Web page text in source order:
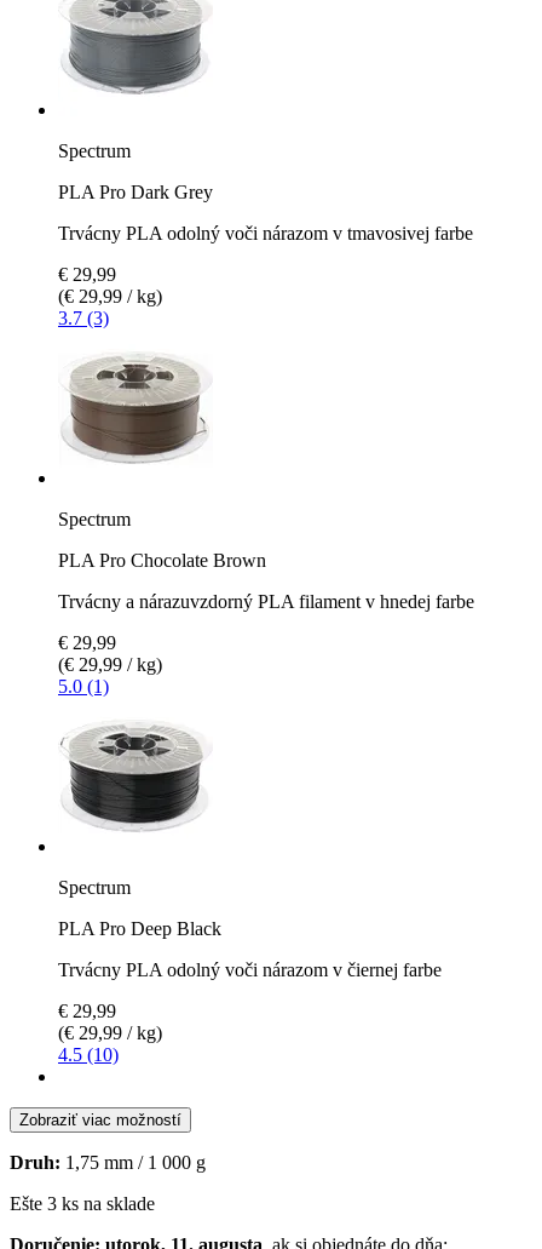
Spectrum
PLA Pro Dark Grey
Trvácny PLA odolný voči nárazom v tmavosivej farbe
€ 29,99
(€ 29,99 / kg)
3.7 (3)
Spectrum
PLA Pro Chocolate Brown
Trvácny a nárazuvzdorný PLA filament v hnedej farbe
€ 29,99
(€ 29,99 / kg)
5.0 (1)
Spectrum
PLA Pro Deep Black
Trvácny PLA odolný voči nárazom v čiernej farbe
€ 29,99
(€ 29,99 / kg)
4.5 (10)
Zobraziť viac možností
Druh: 1,75 mm / 1 000 g
Ešte 3 ks na sklade
Doručenie: utorok, 11. augusta , ak si objednáte do dňa: